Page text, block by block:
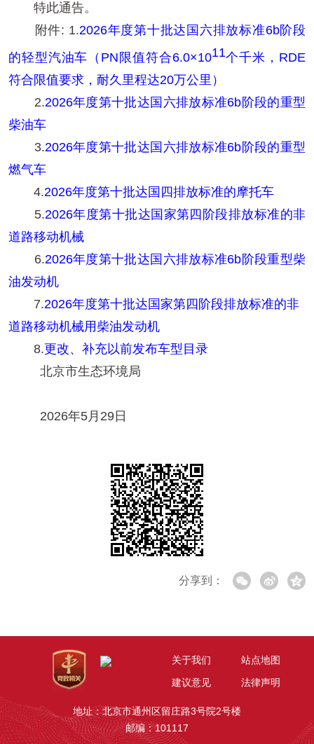
特此通告。
附件: 1.2026年度第十批达国六排放标准6b阶段
的轻型汽油车（PN限值符合6.0×1011个千米，RDE
符合限值要求，耐久里程达20万公里）
2.2026年度第十批达国六排放标准6b阶段的重型
柴油车
3.2026年度第十批达国六排放标准6b阶段的重型
燃气车
4.2026年度第十批达国四排放标准的摩托车
5.2026年度第十批达国家第四阶段排放标准的非
道路移动机械
6.2026年度第十批达国六排放标准6b阶段重型柴
油发动机
7.2026年度第十批达国家第四阶段排放标准的非
道路移动机械用柴油发动机
8.更改、补充以前发布车型目录
北京市生态环境局
2026年5月29日
分享到：
关于我们
站点地图
建议意见
法律声明
地址：北京市通州区留庄路3号院2号楼
邮编：101117